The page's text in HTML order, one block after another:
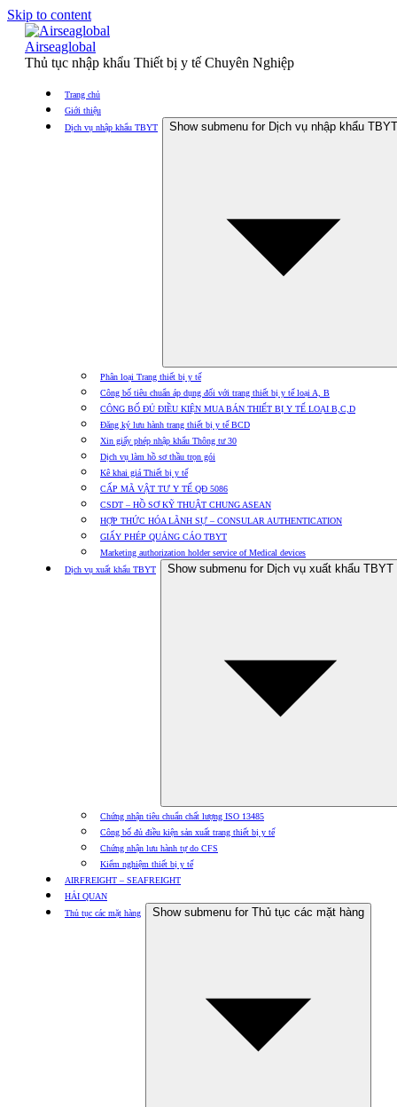
Skip to content
Airseaglobal
Thủ tục nhập khẩu Thiết bị y tế Chuyên Nghiệp
Trang chủ
Giới thiệu
Dịch vụ nhập khẩu TBYT
Show submenu for Dịch vụ nhập khẩu TBYT
Phân loại Trang thiết bị y tế
Công bố tiêu chuẩn áp dụng đối với trang thiết bị y tế loại A, B
CÔNG BỐ ĐỦ ĐIỀU KIỆN MUA BÁN THIẾT BỊ Y TẾ LOẠI B,C,D
Đăng ký lưu hành trang thiết bị y tế BCD
Xin giấy phép nhập khẩu Thông tư 30
Dịch vụ làm hồ sơ thầu trọn gói
Kê khai giá Thiết bị y tế
CẤP MÃ VẬT TƯ Y TẾ QĐ 5086
CSDT – HỒ SƠ KỸ THUẬT CHUNG ASEAN
HỢP THỨC HÓA LÃNH SỰ – CONSULAR AUTHENTICATION
GIẤY PHÉP QUẢNG CÁO TBYT
Marketing authorization holder service of Medical devices
Dịch vụ xuất khẩu TBYT
Show submenu for Dịch vụ xuất khẩu TBYT
Chứng nhận tiêu chuẩn chất lượng ISO 13485
Công bố đủ điều kiện sản xuất trang thiết bị y tế
Chứng nhận lưu hành tự do CFS
Kiểm nghiệm thiết bị y tế
AIRFREIGHT – SEAFREIGHT
HẢI QUAN
Thủ tục các mặt hàng
Show submenu for Thủ tục các mặt hàng